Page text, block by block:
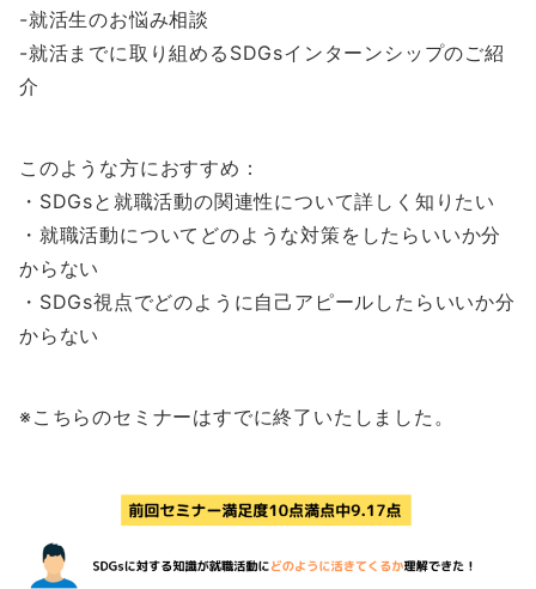
-就活生のお悩み相談
-就活までに取り組めるSDGsインターンシップのご紹
介
このような方におすすめ：
・SDGsと就職活動の関連性について詳しく知りたい
・就職活動についてどのような対策をしたらいいか分
からない
・SDGs視点でどのように自己アピールしたらいいか分
からない
※こちらのセミナーはすでに終了いたしました。